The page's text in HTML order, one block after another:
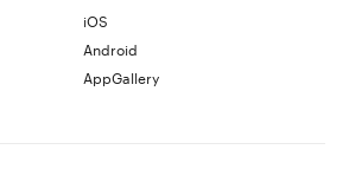
iOS
Android
AppGallery